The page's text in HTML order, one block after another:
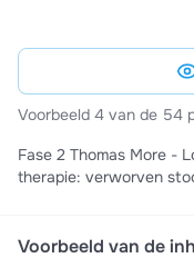
Voorbeeld 4 van de 54
Fase 2 Thomas More -
Voorbeeld van de